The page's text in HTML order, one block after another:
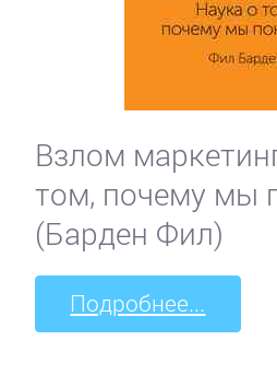
Взлом
том, почему мы
(Барден Фил)
Подробнее...